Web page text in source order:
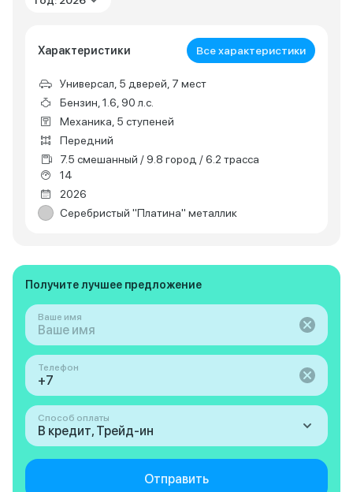
Характеристики Все характеристики
Универсал, 5 дверей, 7 мест
Бензин, 1.6, 90 л.с.
Механика, 5 ступеней
Передний
7.5 смешанный / 9.8 город / 6.2 трасса
14
2026
Серебристый "Платина" металлик
Получите лучшее предложение
Ваше имя
Телефон
Способ оплаты
В кредит, Трейд-ин
Отправить